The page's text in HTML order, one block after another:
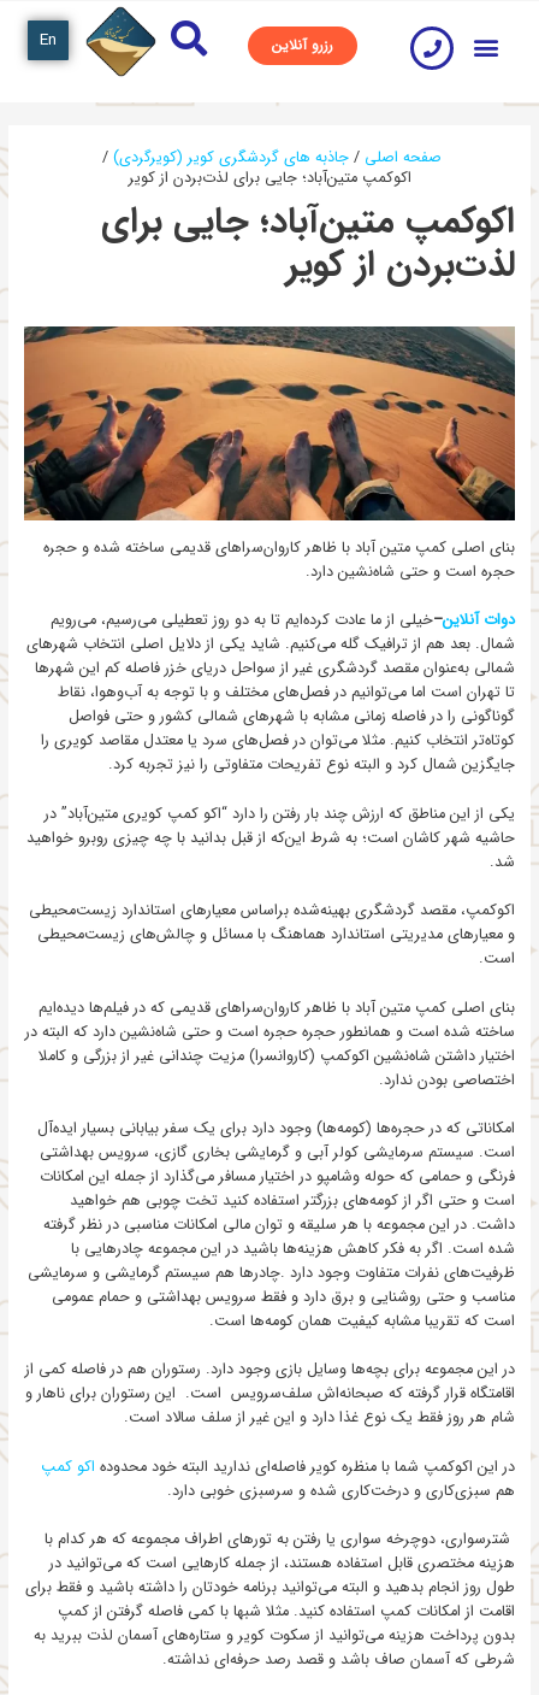
رزرو آنلاین En
صفحه اصلی
جاذبه های گردشگری کویر (کویرگردی)
اکوکمپ متین‌آباد؛ جایی برای لذت‌بردن از کویر
اکوکمپ متین‌آباد؛ جایی برای
لذت‌بردن از کویر
بنای اصلی کمپ متین آباد با ظاهر کاروان‌سراهای قدیمی ساخته شده و حجره
حجره است و حتی شاه‌نشین دارد.
دوات آنلاین–خیلی از ما عادت کرده‌ایم تا به دو روز تعطیلی می‌رسیم، می‌رویم
شمال. بعد هم از ترافیک گله می‌کنیم. شاید یکی از دلایل اصلی انتخاب شهرهای
شمالی به‌عنوان مقصد گردشگری غیر از سواحل دریای خزر فاصله کم این شهرها
تا تهران است اما می‌توانیم در فصل‌های مختلف و با توجه به آب‌وهوا، نقاط
گوناگونی را در فاصله زمانی مشابه با شهرهای شمالی کشور و حتی فواصل
کوتاه‌تر انتخاب کنیم. مثلا می‌توان در فصل‌های سرد یا معتدل مقاصد کویری را
جایگزین شمال کرد و البته نوع تفریحات متفاوتی را نیز تجربه کرد.
یکی از این مناطق که ارزش چند بار رفتن را دارد “اکو کمپ کویری متین‌آباد” در
حاشیه شهر کاشان است؛ به شرط این‌که از قبل بدانید با چه چیزی روبرو خواهید
شد.
اکوکمپ، مقصد گردشگری بهینه‌شده براساس معیارهای استاندارد زیست‌محیطی
و معیارهای مدیریتی استاندارد هماهنگ با مسائل و چالش‌های زیست‌محیطی
است.
بنای اصلی کمپ متین آباد با ظاهر کاروان‌سراهای قدیمی که در فیلم‌ها دیده‌ایم
ساخته شده است و همانطور حجره حجره است و حتی شاه‌نشین دارد که البته در
اختیار داشتن شاه‌نشین اکو‌کمپ (کاروانسرا) مزیت چندانی غیر از بزرگی و کاملا
اختصاصی بودن ندارد.
امکاناتی که در حجره‌ها (کومه‌‌ها) وجود دارد برای یک سفر بیابانی بسیار ایده‌آل
است. سیستم سرمایشی کولر آبی و گرمایشی بخاری گازی، سرویس بهداشتی
فرنگی و حمامی که حوله وشامپو در اختیار مسافر می‌گذارد از جمله این امکانات
است و حتی اگر از کومه‌های بزرگتر استفاده کنید تخت چوبی هم خواهید
داشت. در این مجموعه با هر سلیقه و توان مالی امکانات مناسبی در نظر گرفته
شده ‌است. اگر به فکر کاهش هزینه‌ها باشید در این مجموعه چادرهایی با
ظرفیت‌های نفرات متفاوت وجود دارد .چادر‌ها هم سیستم گرمایشی و سرمایشی
مناسب و حتی روشنایی و برق دارد و فقط سرویس بهداشتی و حمام عمومی
است که تقریبا مشابه کیفیت همان کومه‌ها است.
در این مجموعه برای بچه‌ها وسایل بازی وجود دارد. رستوران هم در فاصله کمی از
اقامتگاه قرار گرفته که صبحانه‌اش سلف‌سرویس است. این رستوران برای ناهار و
شام هر روز فقط یک نوع غذا دارد و این غیر از سلف سالاد است.
در این اکوکمپ شما با منظره کویر فاصله‌ای ندارید البته خود محدوده اکو کمپ
هم سبزی‌کاری و درخت‌کاری شده و سرسبزی خوبی دارد.
شتر‌سواری،‌ دوچرخه سواری یا رفتن به تورهای اطراف مجموعه که هر کدام با
هزینه مختصری قابل استفاده هستند، از جمله کارهایی است که می‌توانید در
طول روز انجام بدهید و البته می‌توانید برنامه خودتان را داشته باشید و فقط برای
اقامت از امکانات کمپ استفاده کنید. مثلا شبها با کمی فاصله گرفتن از کمپ
بدون پرداخت هزینه می‌توانید از سکوت کویر و ستاره‌های آسمان لذت ببرید به
شرطی که آسمان صاف باشد و قصد رصد حرفه‌ای نداشته.